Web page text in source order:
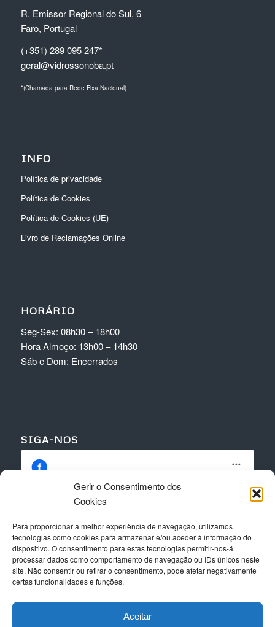
Gerir o Consentimento dos
Cookies
Para proporcionar a melhor experiência de navegação, utilizamos
tecnologias como cookies para armazenar e/ou aceder à informação do
dispositivo. O consentimento para estas tecnologias permitir-nos-á
processar dados como comportamento de navegação ou IDs únicos neste
site. Não consentir ou retirar o consentimento, pode afetar negativamente
certas funcionalidades e funções.
Aceitar
R. Emissor Regional do Sul, 6
Faro, Portugal
(+351) 289 095 247*
geral@vidrossonoba.pt
*(Chamada para Rede Fixa Nacional)
INFO
Política de privacidade
Política de Cookies
Política de Cookies (UE)
Livro de Reclamações Online
HORÁRIO
Seg-Sex: 08h30 – 18h00
Hora Almoço: 13h00 – 14h30
Sáb e Dom: Encerrados
SIGA-NOS
Clique para aceitar os cookies para este
serviço